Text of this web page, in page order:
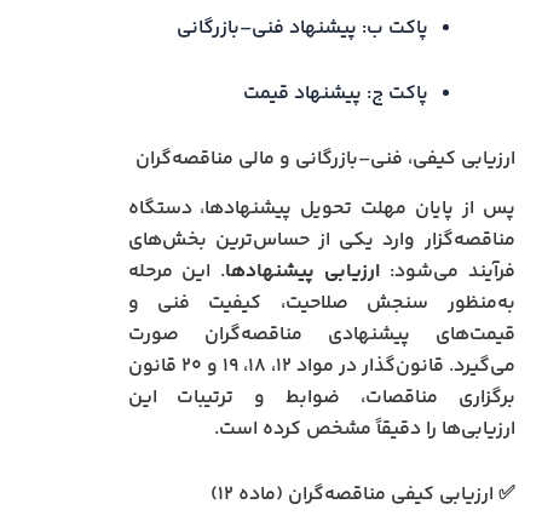
پاکت ب: پیشنهاد فنی–بازرگانی
پاکت ج: پیشنهاد قیمت
ارزیابی کیفی، فنی–بازرگانی و مالی مناقصه‌گران
پس از پایان مهلت تحویل پیشنهادها، دستگاه
مناقصه‌گزار وارد یکی از حساس‌ترین بخش‌های
فرآیند می‌شود:ارزیابی پیشنهادها. این مرحله
به‌منظور سنجش صلاحیت، کیفیت فنی و
قیمت‌های پیشنهادی مناقصه‌گران صورت
می‌گیرد. قانون‌گذار در مواد ۱۲، ۱۸، ۱۹ و ۲۰ قانون
برگزاری مناقصات، ضوابط و ترتیبات این
ارزیابی‌ها را دقیقاً مشخص کرده است.
✅ ارزیابی کیفی مناقصه‌گران (ماده ۱۲)